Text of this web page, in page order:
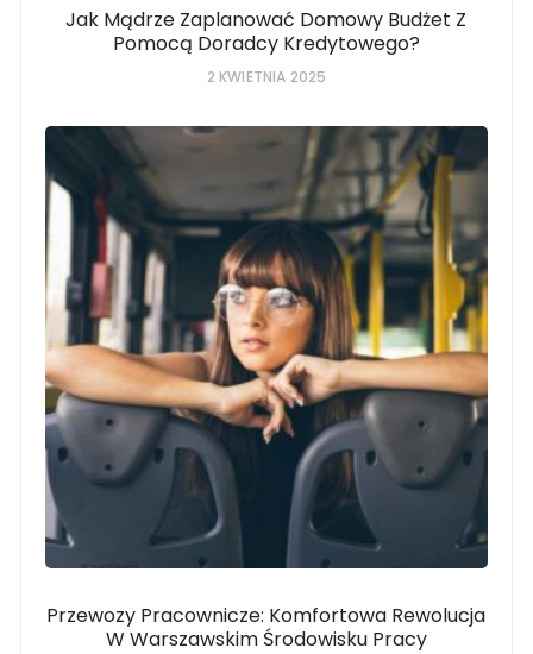
Jak Mądrze Zaplanować Domowy Budżet Z
Pomocą Doradcy Kredytowego?
2 KWIETNIA 2025
Przewozy Pracownicze: Komfortowa Rewolucja
W Warszawskim Środowisku Pracy